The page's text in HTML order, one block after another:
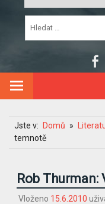
Jste v: Domů
temnotě
Rob
Vloženo 15.6.2010